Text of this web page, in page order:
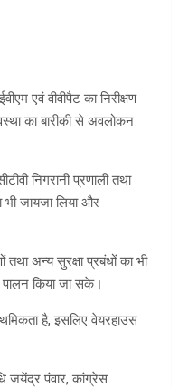
एवं वीवीपैट का निरीक्षण
का बारीकी से अवलोकन
निगरानी प्रणाली तथा
भी जायजा लिया और
तथा अन्य सुरक्षा प्रबंधों का भी
पालन किया जा सके।
है, इसलिए वेयरहाउस
जयेंद्र पंवार, कांग्रेस